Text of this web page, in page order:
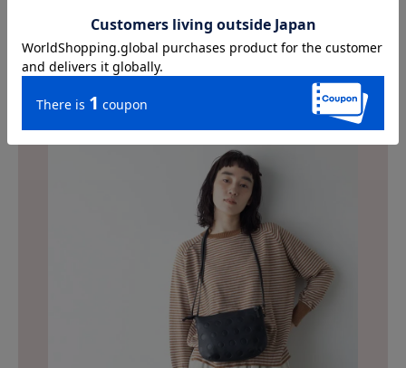
プラスオンでもっと便利に
こちらの商品は下記アクセサリーに対応しております。